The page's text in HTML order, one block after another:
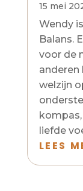
15 mei
Wendy
Balans.
voor de
anderen
welzijn
liefde
LEES